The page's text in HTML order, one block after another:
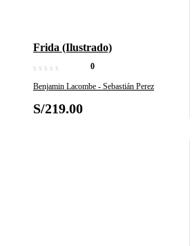
Frida (Ilustrado)
0
Benjamin Lacombe - Sebastián Perez
S/219.00